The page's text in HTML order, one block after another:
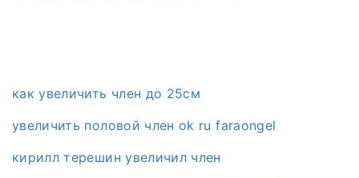
как увеличить член до 25см
увеличить половой член ok ru faraongel
кирилл терешин увеличил член